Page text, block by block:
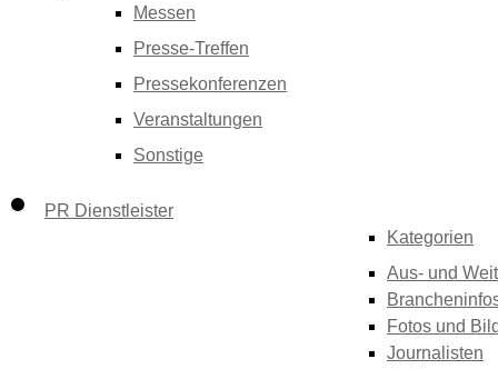
Messen
Presse-Treffen
Pressekonferenzen
Veranstaltungen
Sonstige
PR Dienstleister
Kategorien
Aus- und
Fotos und
Journalisten